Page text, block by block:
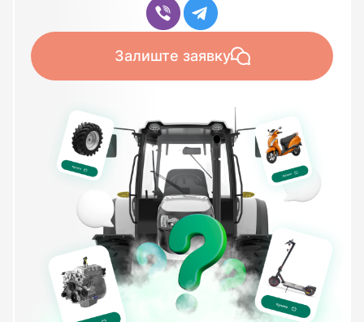
Залиште заявку